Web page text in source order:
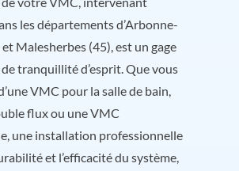
les départements d’Arbonne-
Malesherbes (45), est un gage
tranquillité d’esprit. Que vous
VMC pour la salle de bain,
flux ou une VMC
une installation professionnelle
et l’efficacité du système,